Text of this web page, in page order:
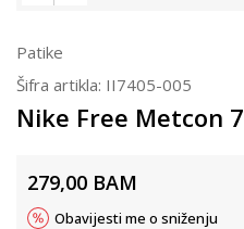
Patike
Šifra artikla: II7405-005
Nike Free Metcon 7
279,00 BAM
Obavijesti me o sniženju